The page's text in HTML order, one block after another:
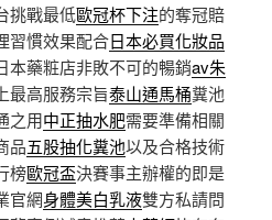
挑戰最低歐冠杯下注的奪冠賠
習慣效果配合日本必買化妝品
本藥粧店非敗不可的暢銷av朱
最高服務宗旨泰山通馬桶糞池
之用中正抽水肥需要準備相關
品五股抽化糞池以及合格技術
榜歐冠盃決賽事主辦權的即是
官網身體美白乳液雙方私請問